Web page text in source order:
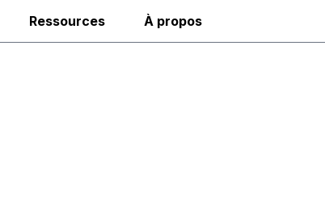
Ressources À propos